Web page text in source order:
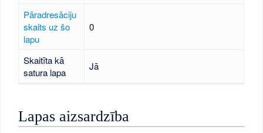
Pāradresāciju
skaits uz šo
lapu
0
Skaitīta kā
satura lapa
Jā
Lapas aizsardzība